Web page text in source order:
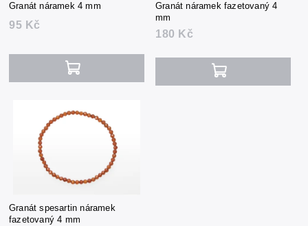
Granát náramek 4 mm
95 Kč
Granát náramek fazetovaný 4
mm
180 Kč
Granát spesartin náramek
fazetovaný 4 mm